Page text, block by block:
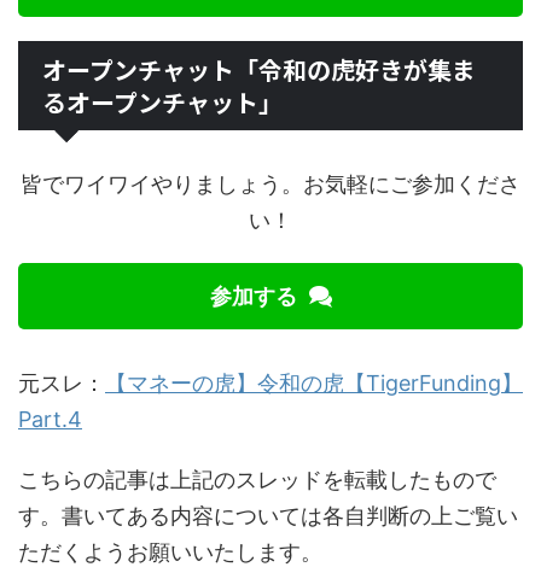
オープンチャット「令和の虎好きが集ま
るオープンチャット」
皆でワイワイやりましょう。お気軽にご参加くださ
い！
参加する
元スレ：
【マネーの虎】令和の虎【TigerFunding】
Part.4
こちらの記事は上記のスレッドを転載したもので
す。書いてある内容については各自判断の上ご覧い
ただくようお願いいたします。